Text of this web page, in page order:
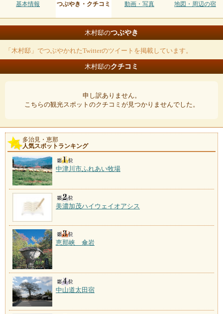
基本情報 つぶやき・クチコミ 動画・写真 地図・周辺の宿
木村邸のつぶやき
「木村邸」でつぶやかれたTwitterのツイートを掲載しています。
木村邸のクチコミ
申し訳ありません。
こちらの観光スポットのクチコミが見つかりませんでした。
多治見・恵那
人気スポットランキング
中津川市ふれあい牧場
美濃加茂ハイウェイオアシス
恵那峡 傘岩
中山道太田宿